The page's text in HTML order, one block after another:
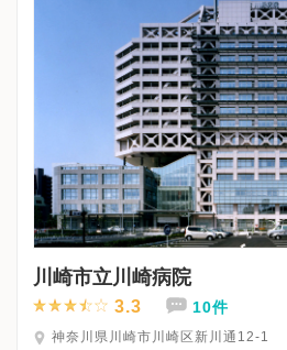
川崎市立川崎病院
3.3 10件
神奈川県川崎市川崎区新川通12-1